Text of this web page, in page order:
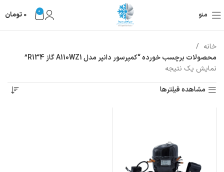
منو 0
0 تومان
خانه
محصولات برچسب خورده “کمپرسور دانپر مدل A110WZ1 گاز R134”
نمایش یک نتیجه
مشاهده فیلترها